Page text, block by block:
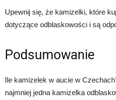
Upewnij się, że kamizelki, które
dotyczące odblaskowości i są
Podsumowanie
Ile kamizelek w aucie w
najmniej jedna kamizelka